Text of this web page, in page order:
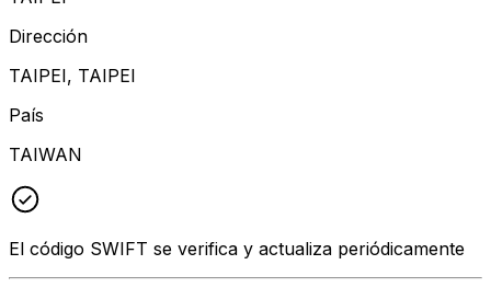
Dirección
TAIPEI, TAIPEI
País
TAIWAN
El código SWIFT se verifica y actualiza periódicamente